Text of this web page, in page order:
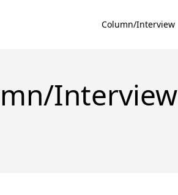
Column/Interview
Interview